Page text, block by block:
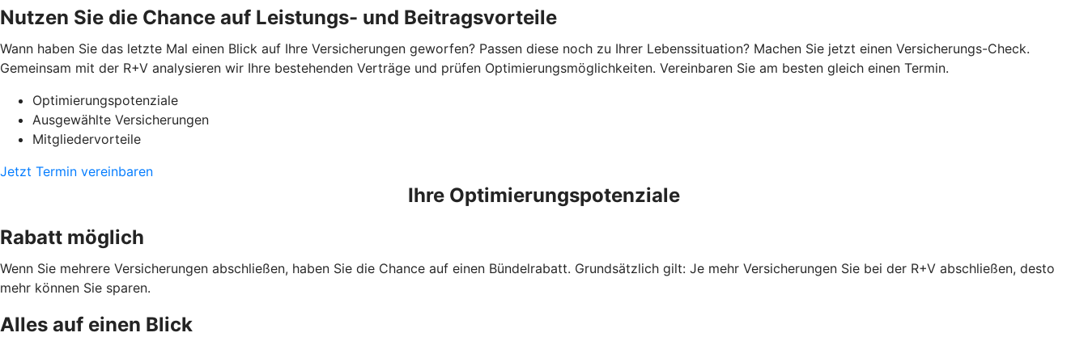
Nutzen Sie die Chance auf Leistungs- und Beitragsvorteile
Wann haben Sie das letzte Mal einen Blick auf Ihre Versicherungen geworfen? Passen diese noch zu Ihrer Lebenssituation? Machen Sie jetzt einen Versicherungs-Check.
Gemeinsam mit der R+V analysieren wir Ihre bestehenden Verträge und prüfen Optimierungsmöglichkeiten. Vereinbaren Sie am besten gleich einen Termin.
Optimierungspotenziale
Ausgewählte Versicherungen
Mitgliedervorteile
Jetzt Termin vereinbaren
Ihre Optimierungspotenziale
Rabatt möglich
Wenn Sie mehrere Versicherungen abschließen, haben Sie die Chance auf einen Bündelrabatt. Grundsätzlich gilt: Je mehr Versicherungen Sie bei der R+V abschließen, desto
mehr können Sie sparen.
Alles auf einen Blick